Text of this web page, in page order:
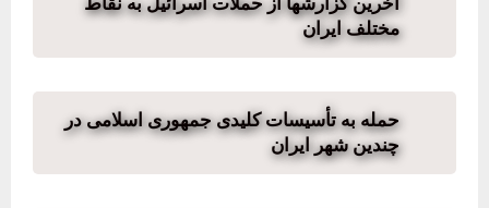
مختلف ایران
حمله به تأسیسات کلیدی جمهوری اسلامی در
چندین شهر ایران